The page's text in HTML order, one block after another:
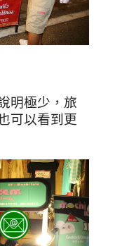
明極少，旅
可以看到更